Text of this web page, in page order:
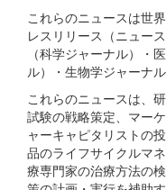
これらのニュースは世
レスリリース（ニュー
（科学ジャーナル）・
ル）・生物学ジャーナ
これらのニュースは、
試験の戦略策定、マー
ャーキャピタリストの
品のライフサイクルマ
療専門家の治療方法の